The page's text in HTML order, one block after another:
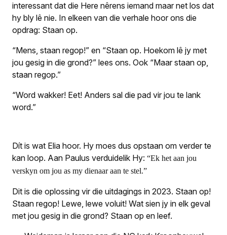
interessant dat die Here nêrens iemand maar net los dat
hy bly lê nie. In elkeen van die verhale hoor ons die
opdrag: Staan op.
“Mens, staan regop!” en “Staan op. Hoekom lê jy met
jou gesig in die grond?” lees ons. Ook “Maar staan op,
staan regop.”
“Word wakker! Eet! Anders sal die pad vir jou te lank
word.”
Dít is wat Elia hoor. Hy moes dus opstaan om verder te
kan loop. Aan Paulus verduidelik Hy: “Ek het aan jou
verskyn om jou as my dienaar aan te stel.”
Dit is die oplossing vir die uitdagings in 2023. Staan op!
Staan regop! Lewe, lewe voluit! Wat sien jy in elk geval
met jou gesig in die grond? Staan op en leef.